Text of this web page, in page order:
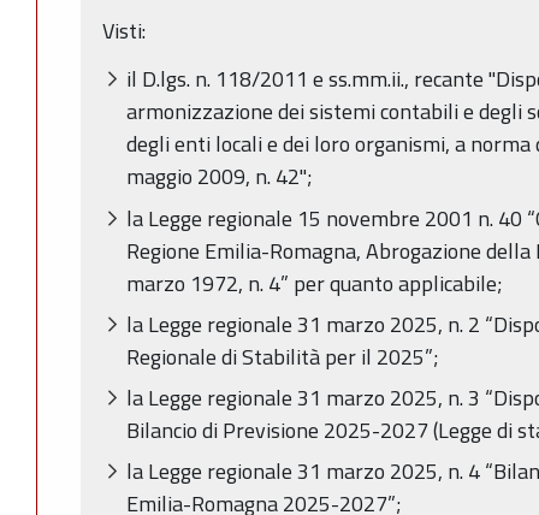
Visti:
il D.lgs. n. 118/2011 e ss.mm.ii., recante
armonizzazione dei sistemi contabili e degli
degli enti locali e dei loro organismi, a
maggio 2009, n. 42";
la Legge regionale 15 novembre 2001 n. 40
Regione Emilia-Romagna, Abrogazione
marzo 1972, n. 4” per quanto applicabile;
la Legge regionale 31 marzo 2025, n. 2
Regionale di Stabilità per il 2025”;
la Legge regionale 31 marzo 2025, n. 3
Bilancio di Previsione 2025-2027 (Legge di
la Legge regionale 31 marzo 2025, n. 4
Emilia-Romagna 2025-2027”;